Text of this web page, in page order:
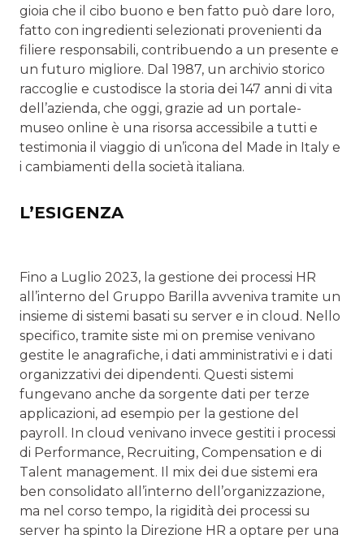
gioia che il cibo buono e ben fatto può dare loro,
fatto con ingredienti selezionati provenienti da
filiere responsabili, contribuendo a un presente e
un futuro migliore. Dal 1987, un archivio storico
raccoglie e custodisce la storia dei 147 anni di vita
dell’azienda, che oggi, grazie ad un portale-
museo online è una risorsa accessibile a tutti e
testimonia il viaggio di un’icona del Made in Italy e
i cambiamenti della società italiana.
L’ESIGENZA
Fino a Luglio 2023, la gestione dei processi HR
all’interno del Gruppo Barilla avveniva tramite un
insieme di sistemi basati su server e in cloud. Nello
specifico, tramite siste mi on premise venivano
gestite le anagrafiche, i dati amministrativi e i dati
organizzativi dei dipendenti. Questi sistemi
fungevano anche da sorgente dati per terze
applicazioni, ad esempio per la gestione del
payroll. In cloud venivano invece gestiti i processi
di Performance, Recruiting, Compensation e di
Talent management. Il mix dei due sistemi era
ben consolidato all’interno dell’organizzazione,
ma nel corso tempo, la rigidità dei processi su
server ha spinto la Direzione HR a optare per una